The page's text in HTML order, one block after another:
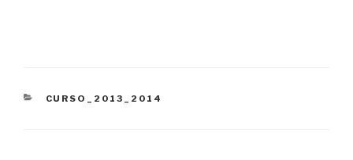
CATEGORÍAS
CURSO_2013_2014